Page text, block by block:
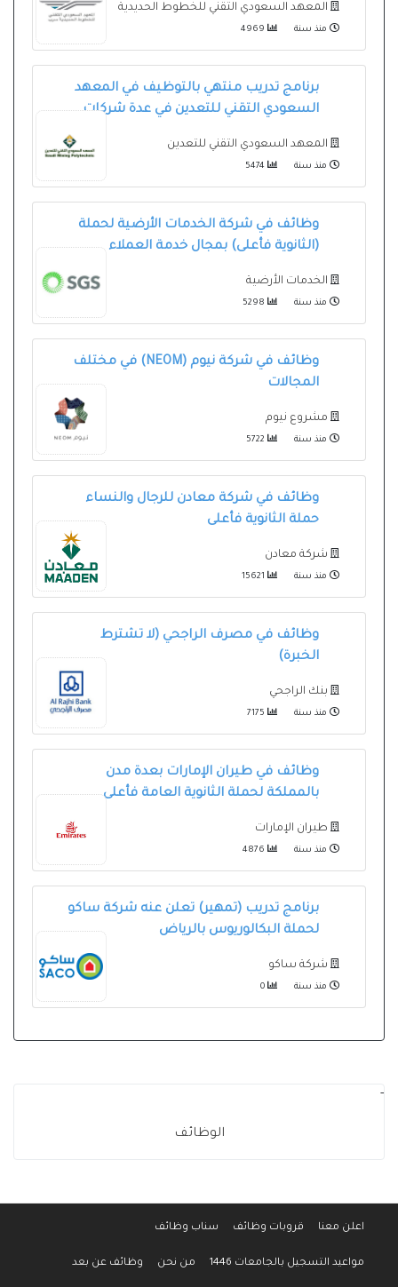
المعهد السعودي التقني للخطوط الحديدية
منذ سنة
برنامج تدريب منتهي بالتوظيف في المعهد
السعودي التقني للتعدين في عدة شركات
المعهد السعودي التقني للتعدين
منذ سنة
وظائف في شركة الخدمات الأرضية لحملة
(الثانوية فأعلى) بمجال خدمة العملاء
الخدمات الأرضية
منذ سنة
وظائف في شركة نيوم (NEOM) في مختلف
المجالات
مشروع نيوم
منذ سنة
وظائف في شركة معادن للرجال والنساء
حملة الثانوية فأعلى
شركة معادن
منذ سنة
وظائف في مصرف الراجحي (لا تشترط
الخبرة)
بنك الراجحي
منذ سنة
وظائف في طيران الإمارات بعدة مدن
بالمملكة لحملة الثانوية العامة فأعلى
طيران الإمارات
منذ سنة
برنامج تدريب (تمهير) تعلن عنه شركة ساكو
لحملة البكالوريوس بالرياض
شركة ساكو
منذ سنة
-
الوظائف
اعلن معنا قروبات وظائف سناب وظائف
مواعيد التسجيل بالجامعات 1446 من نحن وظائف عن بعد